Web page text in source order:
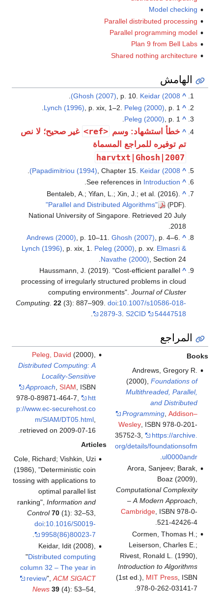
Model checking
Parallel distributed processing
Parallel programming model
Plan 9 from Bell Labs
Shared nothing architecture
الهامش
^
Ghosh (2007), p. 10. Keidar (2008)
.
^
Lynch (1996) , p. xix, 1–2. Peleg (2000) , p. 1.
^
Peleg (2000) , p. 1.
^ خطأ استشهاد: وسم <ref>
غير صحيح؛ لا نص
تم توفيره للمراجع المسماة
harvtxt|Ghosh|2007
^
Papadimitriou (1994) , Chapter 15. Keidar (2008)
^
See references in Introduction
.
^
Bentaleb, A.; Yifan, L.; Xin, J.; et al. (2016).
"Parallel and Distributed Algorithms"
(PDF)
National University of Singapore . Retrieved 20 July
2018
^
Andrews (2000) , p. 10–11.Ghosh (2007) , p. 4–6.
Lynch (1996) , p. xix, 1. Peleg (2000) , p. xv. Elmasri &
Navathe (2000) , Section 24.
^
Haussmann, J. (2019). "Cost-efficient parallel
processing of irregularly structured problems in cloud
computing environments".Journal of Cluster
Computing.22 (3): 887–909.doi:10.1007/s10586-018-
2879-3.S2CID 54447518
.
المراجع
Books
Andrews, Gregory R.
(2000), Foundations of
Multithreaded, Parallel,
and Distributed
Programming, Addison–
Wesley, ISBN 978-0-201-
35752-3
https://archive.
org/details/foundationsofm
ul0000andr
Arora, Sanjeev; Barak,
Boaz (2009),
Computational Complexity
– A Modern Approach
Cambridge, ISBN 978-0-
521-42426-4
Cormen, Thomas H.;
Leiserson, Charles E.;
Rivest, Ronald L. (1990),
Introduction to Algorithms
(1st ed.), MIT Press, ISBN
978-0-262-03141-7
Peleg, David (2000),
Distributed Computing: A
Locality-Sensitive
Approach SIAM , ISBN
978-0-89871-464-7
htt
p://www.ec-securehost.co
m/SIAM/DT05.html,
retrieved on 2009-07-16
Articles
Cole, Richard; Vishkin, Uzi
(1986), "Deterministic coin
tossing with applications to
optimal parallel list
ranking", Information and
Control 70
(1): 32–53,
doi:10.1016/S0019-
9958(86)80023-7
Keidar, Idit (2008),
"Distributed computing
column 32 – The year in
review",ACM SIGACT
News 39
(4): 53–54,